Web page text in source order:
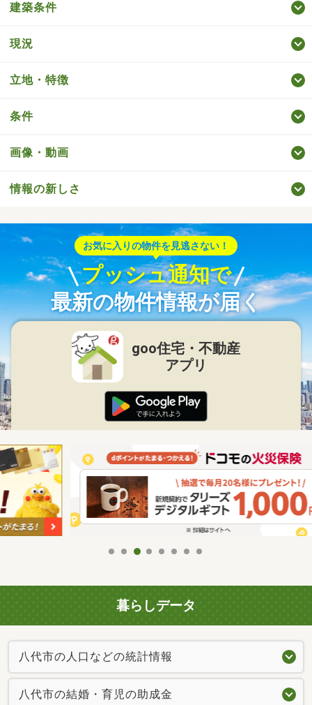
建築条件
現況
立地・特徴
条件
画像・動画
情報の新しさ
お気に入りの物件を見逃さない！
プッシュ通知で
最新の物件情報が届く
goo住宅・不動産
アプリ
暮らしデータ
八代市の人口などの統計情報
八代市の結婚・育児の助成金